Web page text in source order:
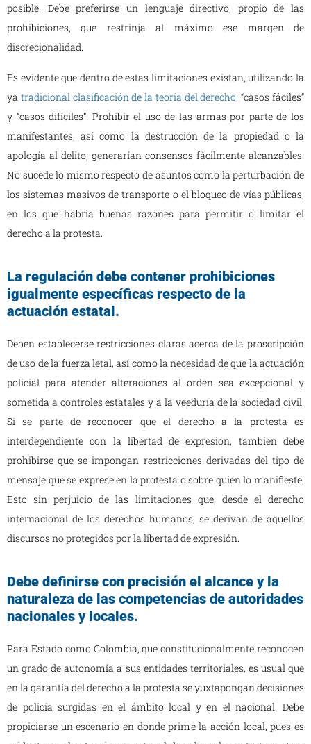
posible. Debe preferirse un lenguaje directivo, propio de las
prohibiciones, que restrinja al máximo ese margen de
discrecionalidad.
Es evidente que dentro de estas limitaciones existan, utilizando la
ya tradicional clasificación de la teoría del derecho,“casos fáciles”
y “casos difíciles”. Prohibir el uso de las armas por parte de los
manifestantes, así como la destrucción de la propiedad o la
apología al delito, generarían consensos fácilmente alcanzables.
No sucede lo mismo respecto de asuntos como la perturbación de
los sistemas masivos de transporte o el bloqueo de vías públicas,
en los que habría buenas razones para permitir o limitar el
derecho a la protesta.
La regulación debe contener prohibiciones
igualmente específicas respecto de la
actuación estatal.
Deben establecerse restricciones claras acerca de la proscripción
de uso de la fuerza letal, así como la necesidad de que la actuación
policial para atender alteraciones al orden sea excepcional y
sometida a controles estatales y a la veeduría de la sociedad civil.
Si se parte de reconocer que el derecho a la protesta es
interdependiente con la libertad de expresión, también debe
prohibirse que se impongan restricciones derivadas del tipo de
mensaje que se exprese en la protesta o sobre quién lo manifieste.
Esto sin perjuicio de las limitaciones que, desde el derecho
internacional de los derechos humanos, se derivan de aquellos
discursos no protegidos por la libertad de expresión.
Debe definirse con precisión el alcance y la
naturaleza de las competencias de autoridades
nacionales y locales.
Para Estado como Colombia, que constitucionalmente reconocen
un grado de autonomía a sus entidades territoriales, es usual que
en la garantía del derecho a la protesta se yuxtapongan decisiones
de policía surgidas en el ámbito local y en el nacional. Debe
propiciarse un escenario en donde prime la acción local, pues es